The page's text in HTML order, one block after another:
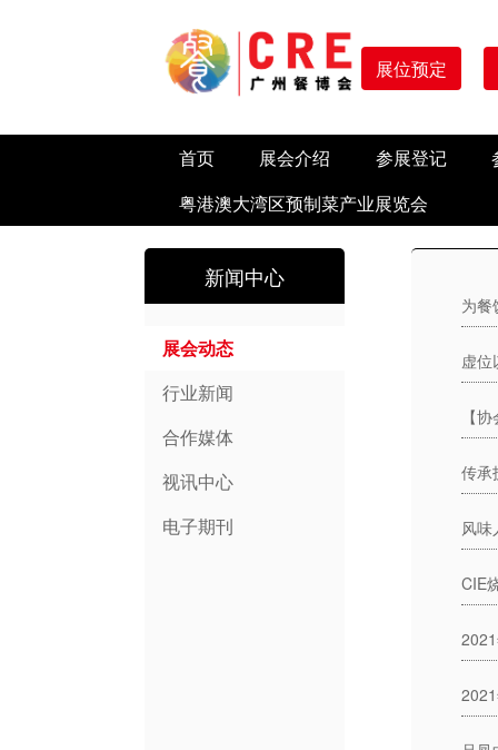
展位预定
首页 展会介绍 参展登记
粤港澳大湾区预制菜产业展览会
新闻中心
展会动态
行业新闻
合作媒体
视讯中心
电子期刊
为
CIE